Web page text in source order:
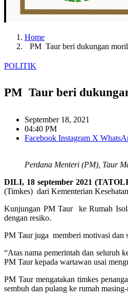
Home
PM Taur beri dukungan
POLITIK
PM Taur beri
September 18, 2021
04:40 PM
Facebook Instagram X
Perdana Menteri (PM), Taur
DILI, 18 september 2021
(Timkes) dari Kementerian
Kunjungan PM Taur ke Rumah
dengan resiko.
PM Taur juga memberi motivasi dan
“Atas nama pemerintah dan seluruh
PM Taur kepada wartawan usai
PM Taur mengatakan timkes
sembuh dan pulang ke rumah